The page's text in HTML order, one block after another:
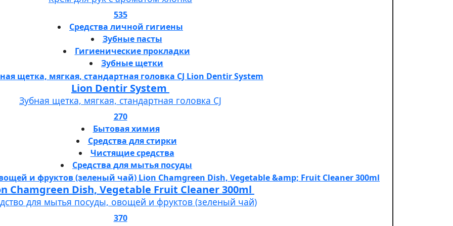
535
Средства личной гигиены
Зубные пасты
Гигиенические прокладки
Зубные щетки
Lion Dentir System
Зубная щетка, мягкая, стандартная головка СJ
270
Бытовая химия
Средства для стирки
Чистящие средства
Средства для мытья посуды
Lion Chamgreen Dish, Vegetable Fruit Cleaner 300ml
для мытья посуды, овощей и фруктов (зеленый чай)
370